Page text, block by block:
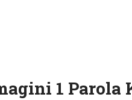
1 Parola